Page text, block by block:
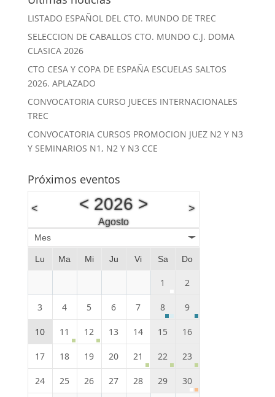
LISTADO ESPAÑOL DEL CTO. MUNDO DE TREC
SELECCION DE CABALLOS CTO. MUNDO C.J. DOMA
CLASICA 2026
CTO CESA Y COPA DE ESPAÑA ESCUELAS SALTOS
2026. APLAZADO
CONVOCATORIA CURSO JUECES INTERNACIONALES
TREC
CONVOCATORIA CURSOS PROMOCION JUEZ N2 Y N3
Y SEMINARIOS N1, N2 Y N3 CCE
Próximos eventos
< < 2026>
Agosto
>
Mes
Lu Ma Mi Ju Vi Sa Do
1 2
3 4 5 6 7 8 9
10 11 12 13 14 15 16
17 18 19 20 21 22 23
24 25 26 27 28 29 30